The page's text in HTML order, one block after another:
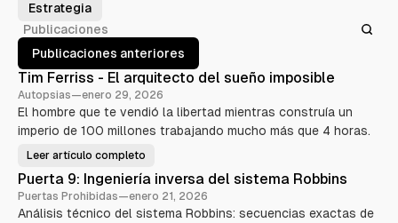
b
s
y
C
o
d
e
r
Estrategia
Publicaciones
Publicaciones anteriores
Tim Ferriss - El arquitecto del sueño imposible
Autopsias—enero 29, 2026
El hombre que te vendió la libertad mientras construía un
imperio de 100 millones trabajando mucho más que 4 horas.
T
m
F
e
r
Leer artículo completo
Puerta 9: Ingeniería inversa del sistema Robbins
Puertas Prohibidas—enero 21, 2026
Análisis técnico del sistema Robbins: secuencias exactas de